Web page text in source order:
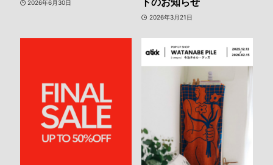
2026年6月30日
2026年3月21日